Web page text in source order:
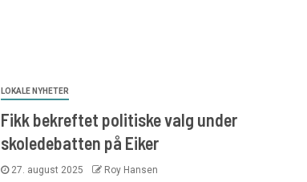
LOKALE NYHETER
Fikk bekreftet politiske valg under
skoledebatten på Eiker
27. august 2025 Roy Hansen